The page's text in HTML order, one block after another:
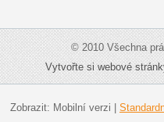
© 2010 Všechna
Vytvořte si webové
Zobrazit: Mobilní verzi